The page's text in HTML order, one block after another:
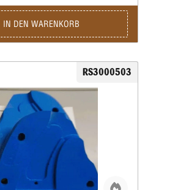
Schussergebnisse empfiehlt Ransom
speziell für das jeweilige
Griffeinsatz zu
Produktbild ist ein Beispielbild!
IN DEN WARENKORB
RS3000503